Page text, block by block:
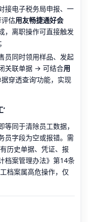
接电子税务局申报、一
估用友畅捷通好会
，离职操作可直接触发
员同时领用样品、发起
关联单据 → 可结合用
穿透查询’功能，实现
同于清除员工数据，
员字段为空或报错。需
历史单据、凭证、报
档案管理办法》第14条
档案属高危操作，仅